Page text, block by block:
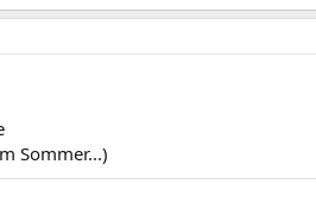
Sommer...)